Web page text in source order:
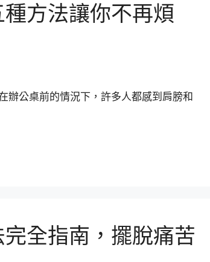
方法讓你不再煩
辦公桌前的情況下，許多人都感到肩膀和
全指南，擺脫痛苦